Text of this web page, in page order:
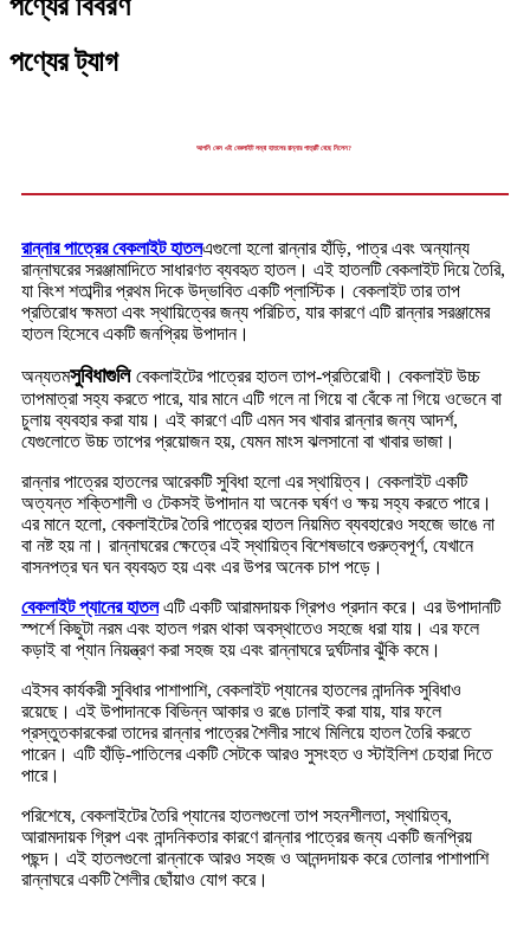
পণ্যের বিবরণ
পণ্যের ট্যাগ
আপনি কেন এই বেকলাইট লম্বা হাতলের রান্নার পাত্রটি বেছে নিলেন?
রান্নার পাত্রের বেকলাইট হাতলএগুলো হলো রান্নার হাঁড়ি, পাত্র এবং অন্যান্য
রান্নাঘরের সরঞ্জামাদিতে সাধারণত ব্যবহৃত হাতল। এই হাতলটি বেকলাইট দিয়ে তৈরি,
যা বিংশ শতাব্দীর প্রথম দিকে উদ্ভাবিত একটি প্লাস্টিক। বেকলাইট তার তাপ
প্রতিরোধ ক্ষমতা এবং স্থায়িত্বের জন্য পরিচিত, যার কারণে এটি রান্নার সরঞ্জামের
হাতল হিসেবে একটি জনপ্রিয় উপাদান।
অন্যতমসুবিধাগুলি বেকলাইটের পাত্রের হাতল তাপ-প্রতিরোধী। বেকলাইট উচ্চ
তাপমাত্রা সহ্য করতে পারে, যার মানে এটি গলে না গিয়ে বা বেঁকে না গিয়ে ওভেনে বা
চুলায় ব্যবহার করা যায়। এই কারণে এটি এমন সব খাবার রান্নার জন্য আদর্শ,
যেগুলোতে উচ্চ তাপের প্রয়োজন হয়, যেমন মাংস ঝলসানো বা খাবার ভাজা।
রান্নার পাত্রের হাতলের আরেকটি সুবিধা হলো এর স্থায়িত্ব। বেকলাইট একটি
অত্যন্ত শক্তিশালী ও টেকসই উপাদান যা অনেক ঘর্ষণ ও ক্ষয় সহ্য করতে পারে।
এর মানে হলো, বেকলাইটের তৈরি পাত্রের হাতল নিয়মিত ব্যবহারেও সহজে ভাঙে না
বা নষ্ট হয় না। রান্নাঘরের ক্ষেত্রে এই স্থায়িত্ব বিশেষভাবে গুরুত্বপূর্ণ, যেখানে
বাসনপত্র ঘন ঘন ব্যবহৃত হয় এবং এর উপর অনেক চাপ পড়ে।
বেকলাইট প্যানের হাতল এটি একটি আরামদায়ক গ্রিপও প্রদান করে। এর উপাদানটি
স্পর্শে কিছুটা নরম এবং হাতল গরম থাকা অবস্থাতেও সহজে ধরা যায়। এর ফলে
কড়াই বা প্যান নিয়ন্ত্রণ করা সহজ হয় এবং রান্নাঘরে দুর্ঘটনার ঝুঁকি কমে।
এইসব কার্যকরী সুবিধার পাশাপাশি, বেকলাইট প্যানের হাতলের নান্দনিক সুবিধাও
রয়েছে। এই উপাদানকে বিভিন্ন আকার ও রঙে ঢালাই করা যায়, যার ফলে
প্রস্তুতকারকেরা তাদের রান্নার পাত্রের শৈলীর সাথে মিলিয়ে হাতল তৈরি করতে
পারেন। এটি হাঁড়ি-পাতিলের একটি সেটকে আরও সুসংহত ও স্টাইলিশ চেহারা দিতে
পারে।
পরিশেষে, বেকলাইটের তৈরি প্যানের হাতলগুলো তাপ সহনশীলতা, স্থায়িত্ব,
আরামদায়ক গ্রিপ এবং নান্দনিকতার কারণে রান্নার পাত্রের জন্য একটি জনপ্রিয়
পছন্দ। এই হাতলগুলো রান্নাকে আরও সহজ ও আনন্দদায়ক করে তোলার পাশাপাশি
রান্নাঘরে একটি শৈলীর ছোঁয়াও যোগ করে।